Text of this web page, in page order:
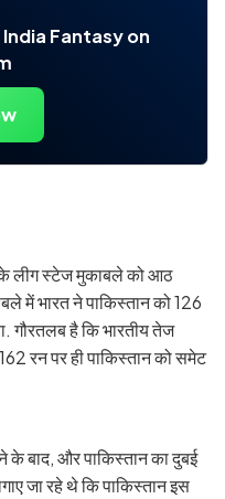
Fantasy on
के लीग स्टेज मुकाबले को आठ
में भारत ने पाकिस्तान को 126
गौरतलब है कि भारतीय तेज
रन पर ही पाकिस्तान को समेट
के बाद, और पाकिस्तान का दुबई
जा रहे थे कि पाकिस्तान इस